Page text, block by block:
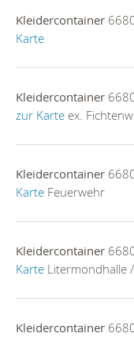
Kleidercontainer
Karte
Kleidercontainer
zur Karte ex.
Kleidercontainer
Karte Feuerwehr
Kleidercontainer
Karte Litermondhalle
Kleidercontainer